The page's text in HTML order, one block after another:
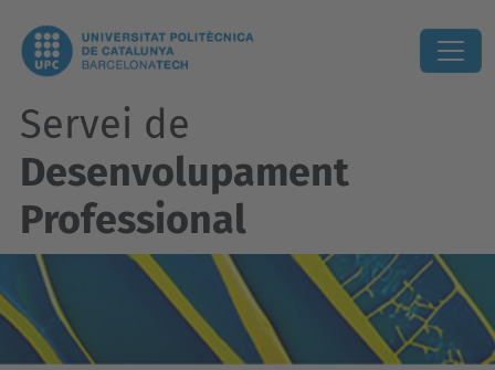
Servei de
Desenvolupament
Professional